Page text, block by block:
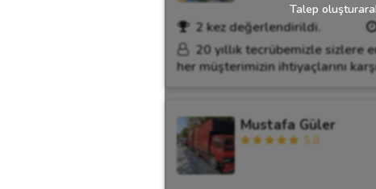
2 kez değerlendirildi.
20 yıllık tecrübemizle sizlere
her müşterimizin ihtiyaçlarını
Mustafa Güler
5.0
Talep